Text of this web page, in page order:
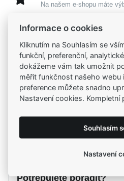
Na našem e-shopu máte
Garance vysoké
Certifikáty původu a kvality
Kamenné prodejny
Zastavte se do jedné z
Parametry a
Určení
Potřebujete poradit?
Informace o cookies
Kliknutím na Souhlasím se
funkční, preferenční,
dokážeme vám tak umožnit
měřit funkčnost našeho webu
preference můžete snadno
Nastavení cookies. Kompletní
Souhlasím
Nastavení